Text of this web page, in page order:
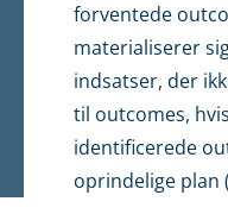
forventede
materialiserer
indsatser, der
til outcomes,
identificerede
oprindelige plan